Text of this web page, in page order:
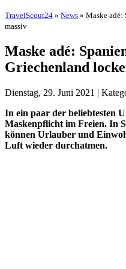
TravelScout24 » News » Maske
massiv
Maske adé:
Griechenland
Dienstag, 29. Juni 2021 |
In ein paar der beliebtesten
Maskenpflicht im Freien. In
können Urlauber und
Luft wieder durchatmen.